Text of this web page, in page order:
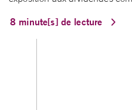
8 minute[s] de lecture